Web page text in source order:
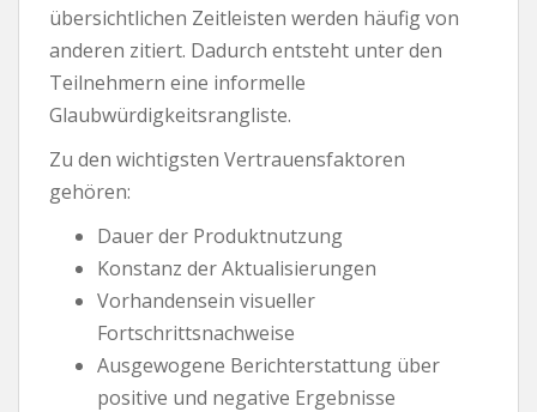
übersichtlichen Zeitleisten werden häufig von
anderen zitiert. Dadurch entsteht unter den
Teilnehmern eine informelle
Glaubwürdigkeitsrangliste.
Zu den wichtigsten Vertrauensfaktoren
gehören:
Dauer der Produktnutzung
Konstanz der Aktualisierungen
Vorhandensein visueller
Fortschrittsnachweise
Ausgewogene Berichterstattung über
positive und negative Ergebnisse